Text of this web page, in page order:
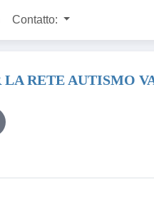
Contatto:
RETE AUTISMO